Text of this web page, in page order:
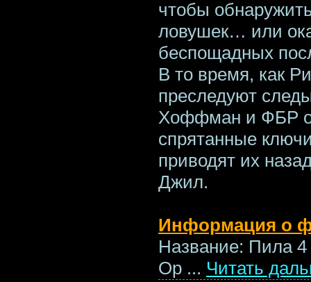
чтобы
ловушек… или
беспощадных
В то время, как
преследуют
Хоффман и ФБР
спрятанные
приводят их
Джил.
Информация о
Название: Пила 4
Ор ... Читать